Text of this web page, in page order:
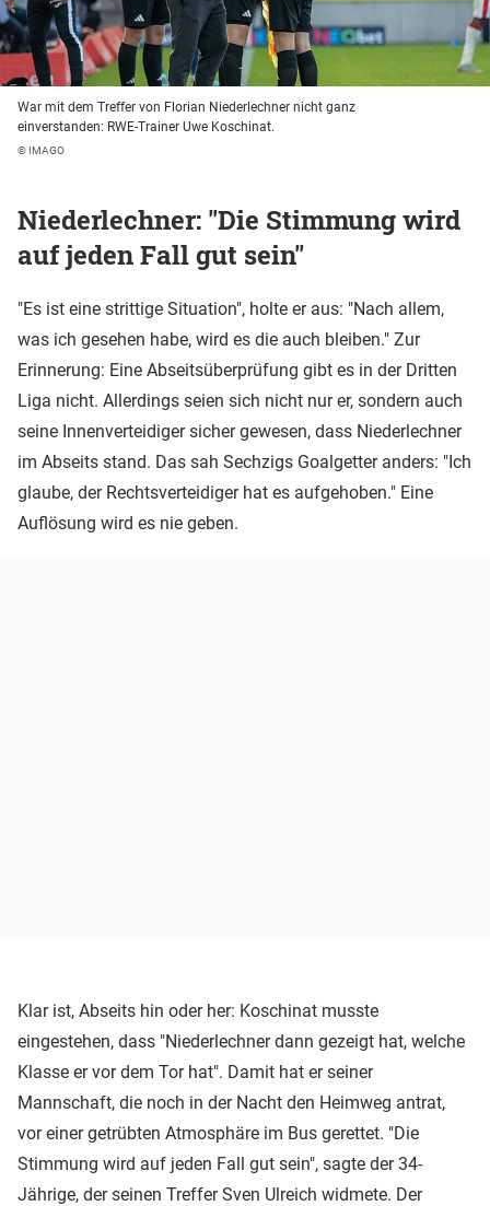
War mit dem Treffer von Florian Niederlechner nicht ganz
einverstanden: RWE-Trainer Uwe Koschinat.
© IMAGO
Niederlechner: "Die Stimmung wird
auf jeden Fall gut sein"
"Es ist eine strittige Situation", holte er aus: "Nach allem,
was ich gesehen habe, wird es die auch bleiben." Zur
Erinnerung: Eine Abseitsüberprüfung gibt es in der Dritten
Liga nicht. Allerdings seien sich nicht nur er, sondern auch
seine Innenverteidiger sicher gewesen, dass Niederlechner
im Abseits stand. Das sah Sechzigs Goalgetter anders: "Ich
glaube, der Rechtsverteidiger hat es aufgehoben." Eine
Auflösung wird es nie geben.
Klar ist, Abseits hin oder her: Koschinat musste
eingestehen, dass "Niederlechner dann gezeigt hat, welche
Klasse er vor dem Tor hat". Damit hat er seiner
Mannschaft, die noch in der Nacht den Heimweg antrat,
vor einer getrübten Atmosphäre im Bus gerettet. "Die
Stimmung wird auf jeden Fall gut sein", sagte der 34-
Jährige, der seinen Treffer Sven Ulreich widmete. Der